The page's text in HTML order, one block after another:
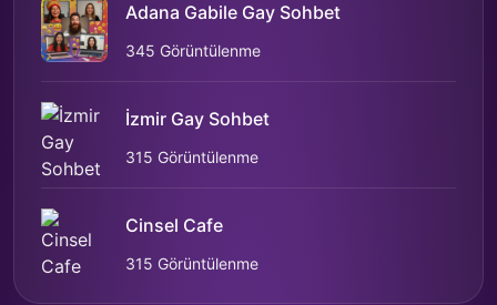
Adana Gabile Gay Sohbet
345 Görüntülenme
İzmir Gay Sohbet
315 Görüntülenme
Cinsel Cafe
315 Görüntülenme